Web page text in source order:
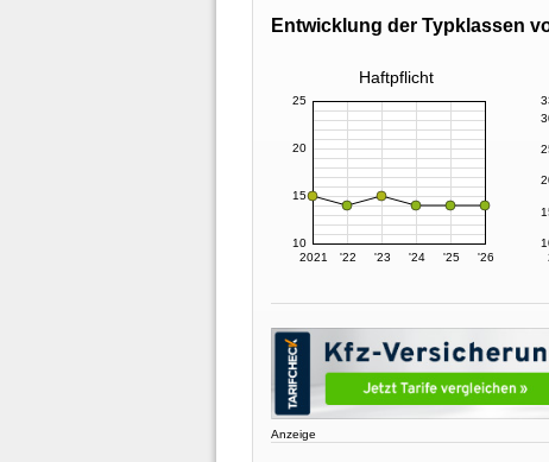
Entwicklung der Typklassen
Haftpflicht
2021 '22 '23 '24 '25 '26
10
15
20
25
Anzeige